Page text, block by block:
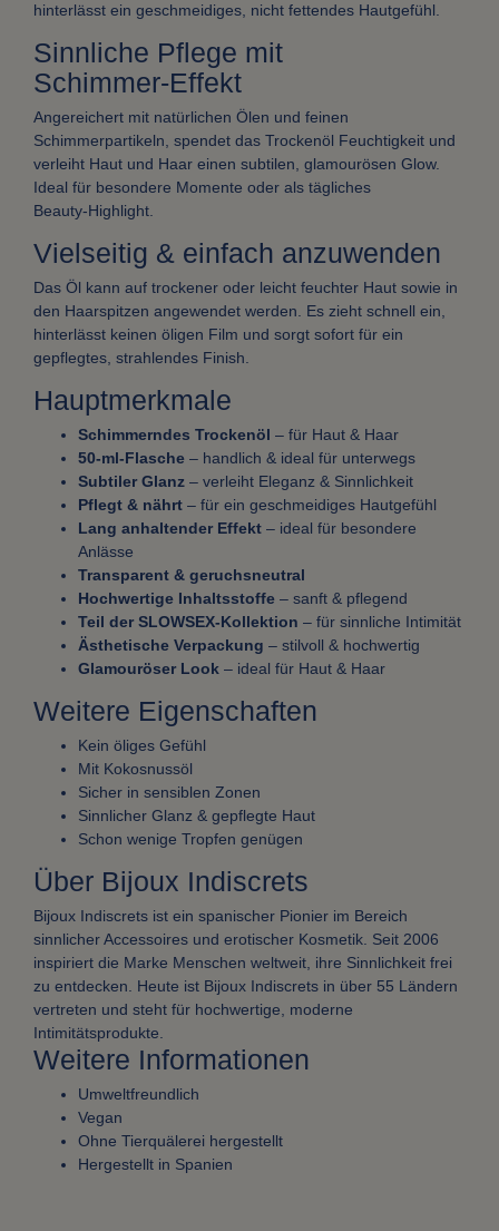
hinterlässt ein geschmeidiges, nicht fettendes Hautgefühl.
Sinnliche Pflege mit
Schimmer‑Effekt
Angereichert mit natürlichen Ölen und feinen
Schimmerpartikeln, spendet das Trockenöl Feuchtigkeit und
verleiht Haut und Haar einen subtilen, glamourösen Glow.
Ideal für besondere Momente oder als tägliches
Beauty‑Highlight.
Vielseitig & einfach anzuwenden
Das Öl kann auf trockener oder leicht feuchter Haut sowie in
den Haarspitzen angewendet werden. Es zieht schnell ein,
hinterlässt keinen öligen Film und sorgt sofort für ein
gepflegtes, strahlendes Finish.
Hauptmerkmale
Schimmerndes Trockenöl – für Haut & Haar
50‑ml‑Flasche – handlich & ideal für unterwegs
Subtiler Glanz – verleiht Eleganz & Sinnlichkeit
Pflegt & nährt – für ein geschmeidiges Hautgefühl
Lang anhaltender Effekt – ideal für besondere
Anlässe
Transparent & geruchsneutral
Hochwertige Inhaltsstoffe – sanft & pflegend
Teil der SLOWSEX‑Kollektion – für sinnliche Intimität
Ästhetische Verpackung – stilvoll & hochwertig
Glamouröser Look – ideal für Haut & Haar
Weitere Eigenschaften
Kein öliges Gefühl
Mit Kokosnussöl
Sicher in sensiblen Zonen
Sinnlicher Glanz & gepflegte Haut
Schon wenige Tropfen genügen
Über Bijoux Indiscrets
Bijoux Indiscrets ist ein spanischer Pionier im Bereich
sinnlicher Accessoires und erotischer Kosmetik. Seit 2006
inspiriert die Marke Menschen weltweit, ihre Sinnlichkeit frei
zu entdecken. Heute ist Bijoux Indiscrets in über 55 Ländern
vertreten und steht für hochwertige, moderne
Intimitätsprodukte.
Weitere Informationen
Umweltfreundlich
Vegan
Ohne Tierquälerei hergestellt
Hergestellt in Spanien